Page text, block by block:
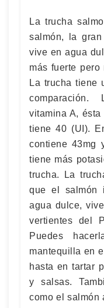
La trucha
salmón, la
vive en agua
más fuerte
La trucha tiene
vitamina A,
tiene 40 (UI).
contiene 43mg
tiene más
trucha. La
que el salmón
agua dulce,
vertientes del
Puedes
mantequilla en
hasta en tartar
y salsas.
como el salmón